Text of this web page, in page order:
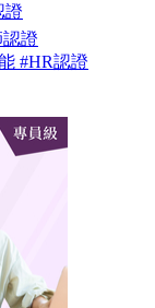
證
認證
#HR認證